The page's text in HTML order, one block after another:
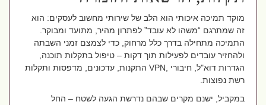
מוקד תמיכה איכותי הוא הלב של שירותי מחשוב לעסקים: הוא
זה שמתרגם “משהו לא עובד” לפתרון מהיר, מתועד ומבוקר.
התמיכה מתחילה בדרך כלל מרחוק, כדי לצמצם זמני השבתה
ולהחזיר עובדים לפעילות תוך דקות – טיפול בתקלות תוכנה,
הגדרות דוא"ל, חיבוריVPN,התקנות, עדכונים, מדפסות ותקלות
רשת נפוצות.
במקביל, ישנם מקרים שבהם נדרשת הגעה לשטח – החל